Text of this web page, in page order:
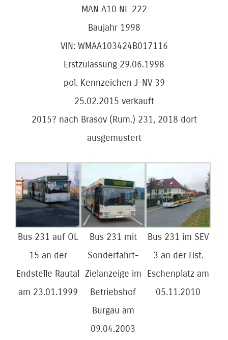
MAN A10 NL 222
Baujahr 1998
VIN: WMAA103424B017116
Erstzulassung 29.06.1998
pol. Kennzeichen J-NV 39
25.02.2015 verkauft
2015? nach Brasov (Rum.) 231, 2018 dort
ausgemustert
Bus 231 auf OL
15 an der
Endstelle Rautal
am 23.01.1999
Bus 231 mit
Sonderfahrt-
Zielanzeige im
Betriebshof
Burgau am
09.04.2003
Bus 231 im SEV
3 an der Hst.
Eschenplatz am
05.11.2010